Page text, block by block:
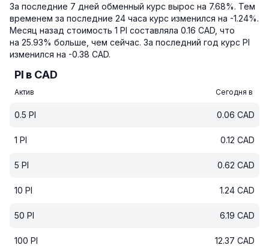
За последние 7 дней обменный курс вырос на 7.68%. Тем
временем за последние 24 часа курс изменился на -1.24%.
Месяц назад стоимость 1 PI составляла 0.16 CAD, что
на 25.93% больше, чем сейчас. За последний год курс PI
изменился на -0.38 CAD.
PI в CAD
Актив Сегодня в
0.5 PI 0.06 CAD
1 PI 0.12 CAD
5 PI 0.62 CAD
10 PI 1.24 CAD
50 PI 6.19 CAD
100 PI 12.37 CAD